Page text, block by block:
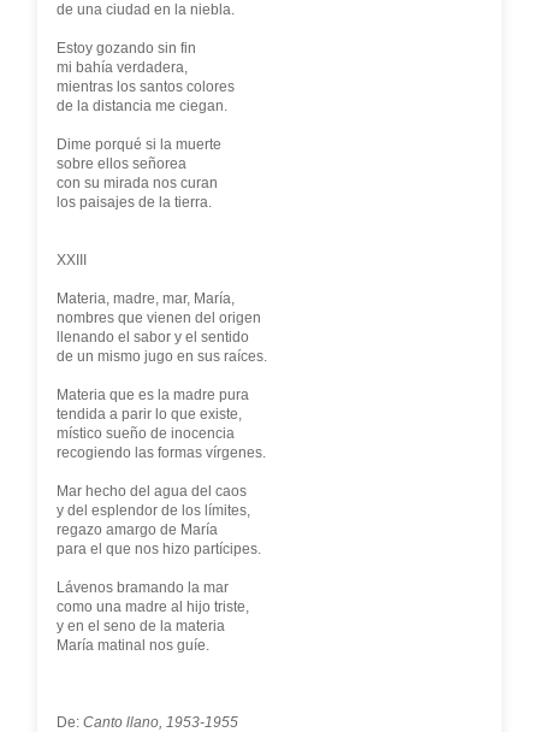
de una ciudad en la niebla.
Estoy gozando sin fin
mi bahía verdadera,
mientras los santos colores
de la distancia me ciegan.
Dime porqué si la muerte
sobre ellos señorea
con su mirada nos curan
los paisajes de la tierra.
XXIII
Materia, madre, mar, María,
nombres que vienen del origen
llenando el sabor y el sentido
de un mismo jugo en sus raíces.
Materia que es la madre pura
tendida a parir lo que existe,
místico sueño de inocencia
recogiendo las formas vírgenes.
Mar hecho del agua del caos
y del esplendor de los límites,
regazo amargo de María
para el que nos hizo partícipes.
Lávenos bramando la mar
como una madre al hijo triste,
y en el seno de la materia
María matinal nos guíe.
De: Canto llano, 1953-1955